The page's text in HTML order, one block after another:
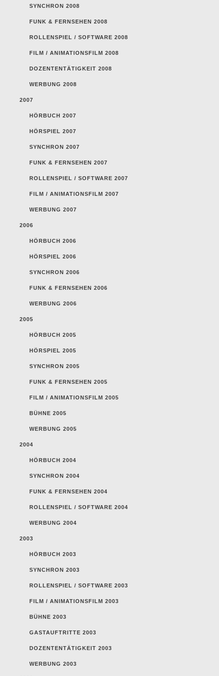
SYNCHRON 2008
FUNK & FERNSEHEN 2008
ROLLENSPIEL / SOFTWARE 2008
FILM / ANIMATIONSFILM 2008
DOZENTENTÄTIGKEIT 2008
WERBUNG 2008
2007
HÖRBUCH 2007
HÖRSPIEL 2007
SYNCHRON 2007
FUNK & FERNSEHEN 2007
ROLLENSPIEL / SOFTWARE 2007
FILM / ANIMATIONSFILM 2007
WERBUNG 2007
2006
HÖRBUCH 2006
HÖRSPIEL 2006
SYNCHRON 2006
FUNK & FERNSEHEN 2006
WERBUNG 2006
2005
HÖRBUCH 2005
HÖRSPIEL 2005
SYNCHRON 2005
FUNK & FERNSEHEN 2005
FILM / ANIMATIONSFILM 2005
BÜHNE 2005
WERBUNG 2005
2004
HÖRBUCH 2004
SYNCHRON 2004
FUNK & FERNSEHEN 2004
ROLLENSPIEL / SOFTWARE 2004
WERBUNG 2004
2003
HÖRBUCH 2003
SYNCHRON 2003
ROLLENSPIEL / SOFTWARE 2003
FILM / ANIMATIONSFILM 2003
BÜHNE 2003
GASTAUFTRITTE 2003
DOZENTENTÄTIGKEIT 2003
WERBUNG 2003